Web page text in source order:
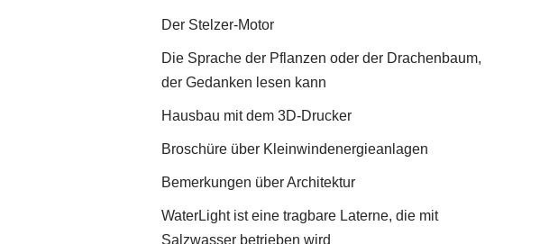
Der Stelzer-Motor
Die Sprache der Pflanzen oder der Drachenbaum,
der Gedanken lesen kann
Hausbau mit dem 3D-Drucker
Broschüre über Kleinwindenergieanlagen
Bemerkungen über Architektur
WaterLight ist eine tragbare Laterne, die mit
Salzwasser betrieben wird